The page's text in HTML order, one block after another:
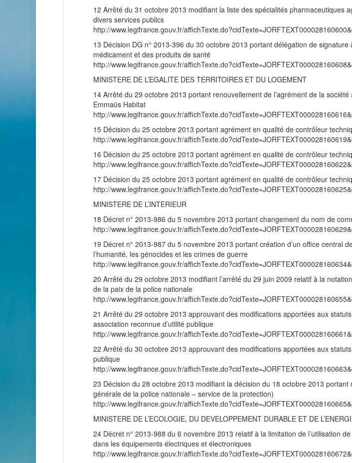
12 Arrêté du 31 octobre 2013 modifiant la liste des spécialités pharmaceutiques
divers services publics
http://www.legifrance.gouv.fr/
13 Décision DG n° 2013-396 du 30 octobre 2013 portant délégation de signature
médicament et des produits de santé
http://www.legifrance.gouv.fr/
MINISTERE DE L’EGALITE DES TERRITOIRES ET DU LOGEMENT
14 Arrêté du 29 octobre 2013 portant renouvellement de l’agrément de la
Emmaüs Habitat
http://www.legifrance.gouv.fr/
15 Décision du 25 octobre 2013 portant agrément en qualité de contrôleur
http://www.legifrance.gouv.fr/
16 Décision du 25 octobre 2013 portant agrément en qualité de contrôleur
http://www.legifrance.gouv.fr/
17 Décision du 25 octobre 2013 portant agrément en qualité de contrôleur
http://www.legifrance.gouv.fr/
MINISTERE DE L’INTERIEUR
18 Décret n° 2013-986 du 5 novembre 2013 portant changement du nom de
http://www.legifrance.gouv.fr/
19 Décret n° 2013-987 du 5 novembre 2013 portant création d’un office central
l’humanité, les génocides et les crimes de guerre
http://www.legifrance.gouv.fr/
20 Arrêté du 29 octobre 2013 modifiant l’arrêté du 29 juin 2009 relatif à la
de la paix de la police nationale
http://www.legifrance.gouv.fr/
21 Arrêté du 29 octobre 2013 approuvant des modifications apportées aux
association reconnue d’utilité publique
http://www.legifrance.gouv.fr/
22 Arrêté du 30 octobre 2013 approuvant des modifications apportées aux
publique
http://www.legifrance.gouv.fr/
23 Décision du 28 octobre 2013 modifiant la décision du 18 octobre 2013
générale de la police nationale – service de la protection)
http://www.legifrance.gouv.fr/
MINISTERE DE L’ECOLOGIE, DU DEVELOPPEMENT DURABLE ET DE
24 Décret n° 2013-988 du 6 novembre 2013 relatif à la limitation de l’utilisation
dans les équipements électriques et électroniques
http://www.legifrance.gouv.fr/